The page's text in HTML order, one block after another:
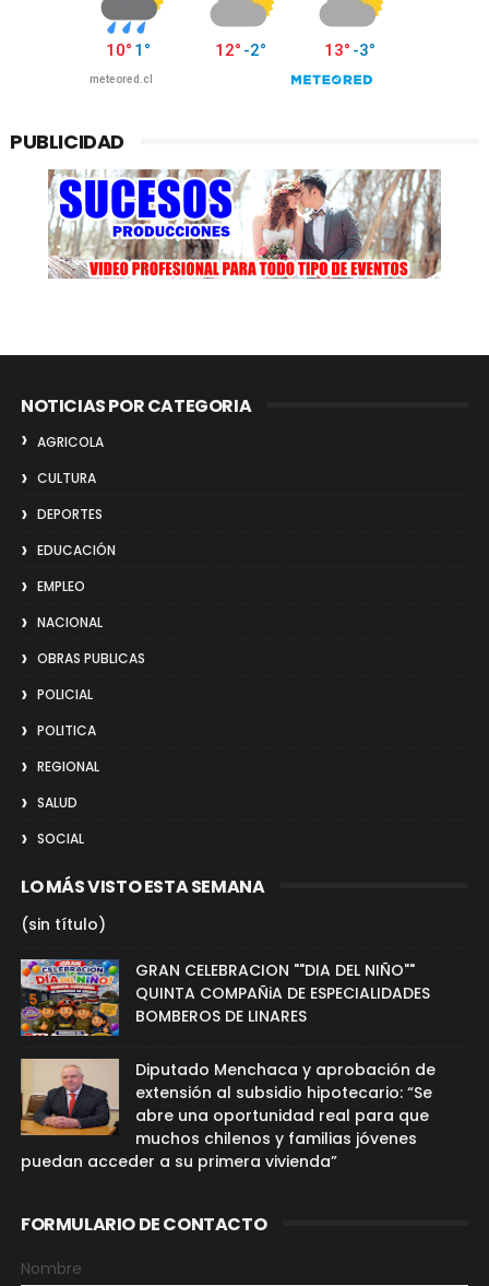
PUBLICIDAD
NOTICIAS POR CATEGORIA
AGRICOLA
CULTURA
DEPORTES
EDUCACIÓN
EMPLEO
NACIONAL
OBRAS PUBLICAS
POLICIAL
POLITICA
REGIONAL
SALUD
SOCIAL
LO MÁS VISTO ESTA SEMANA
(sin título)
GRAN CELEBRACION ""DIA DEL NIÑO""
QUINTA COMPAÑiA DE ESPECIALIDADES
BOMBEROS DE LINARES
Diputado Menchaca y aprobación de
extensión al subsidio hipotecario: “Se
abre una oportunidad real para que
muchos chilenos y familias jóvenes
puedan acceder a su primera vivienda”
FORMULARIO DE CONTACTO
Nombre